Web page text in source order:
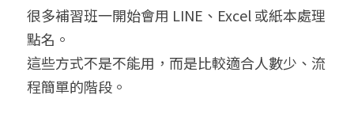
很多補習班一開始會用 LINE、Excel 或紙本處理
點名。
這些方式不是不能用，而是比較適合人數少、流
程簡單的階段。